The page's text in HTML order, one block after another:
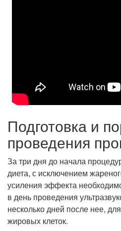
Подготовка и
проведения
За три дня до начала
диета, с исключением
усиления эффекта
в день проведения
несколько дней после нее,
жировых клеток.